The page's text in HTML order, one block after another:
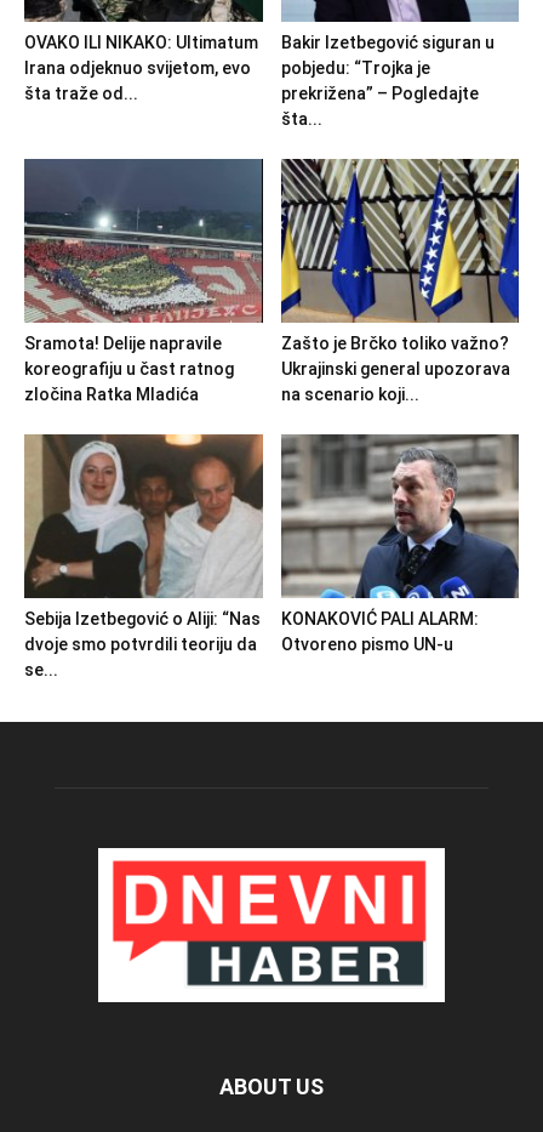
OVAKO ILI NIKAKO: Ultimatum
Irana odjeknuo svijetom, evo
šta traže od...
Bakir Izetbegović siguran u
pobjedu: “Trojka je
prekrižena” – Pogledajte
šta...
Sramota! Delije napravile
koreografiju u čast ratnog
zločina Ratka Mladića
Zašto je Brčko toliko važno?
Ukrajinski general upozorava
na scenario koji...
Sebija Izetbegović o Aliji: “Nas
dvoje smo potvrdili teoriju da
se...
KONAKOVIĆ PALI ALARM:
Otvoreno pismo UN-u
ABOUT US